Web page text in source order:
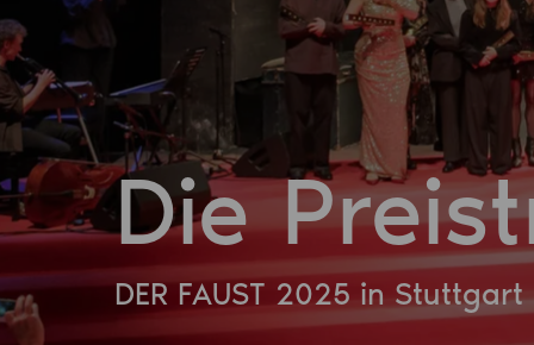
Die
DER FAUST 2025 in Stuttgart